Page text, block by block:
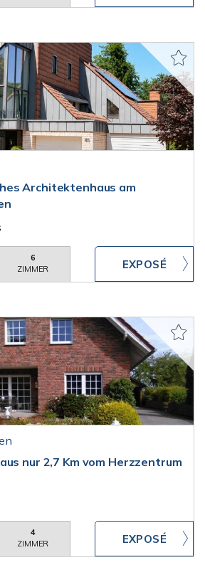
Architektenhaus am
6
ZIMMER
nur 2,7 Km vom Herzzentrum
4
ZIMMER